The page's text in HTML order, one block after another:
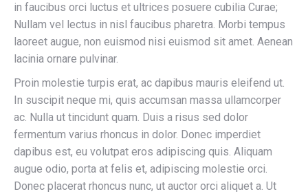
in faucibus orci luctus et ultrices posuere cubilia Curae;
Nullam vel lectus in nisl faucibus pharetra. Morbi tempus
laoreet augue, non euismod nisi euismod sit amet. Aenean
lacinia ornare pulvinar.
Proin molestie turpis erat, ac dapibus mauris eleifend ut.
In suscipit neque mi, quis accumsan massa ullamcorper
ac. Nulla ut tincidunt quam. Duis a risus sed dolor
fermentum varius rhoncus in dolor. Donec imperdiet
dapibus est, eu volutpat eros adipiscing quis. Aliquam
augue odio, porta at felis et, adipiscing molestie orci.
Donec placerat rhoncus nunc, ut auctor orci aliquet a. Ut